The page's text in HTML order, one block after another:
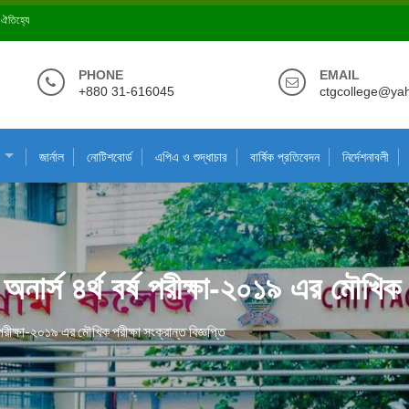
ঐতিহ্যে
PHONE
+880 31-616045
EMAIL
জার্নাল নোটিশবোর্ড এপিএ ও শুদ্ধাচার বার্ষিক প্রতিবেদন নির্দেশনাবলী
৪র্থ বর্ষ পরীক্ষা-২০১৯ এর মৌখিক
২০১৯ এর মৌখিক পরীক্ষা সংক্রান্ত বিজ্ঞপ্তি